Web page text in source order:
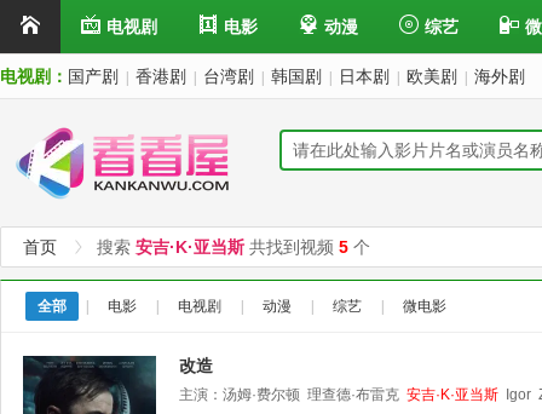
电视剧 电影 动漫 综艺
电视剧： 国产剧 香港剧 台湾剧 韩国剧 日本剧 欧美剧 海外剧
首页 搜索 安吉·K·亚当斯 共找到视频 5 个
全部 电影 电视剧 动漫 综艺 微电影
改造
主演： 汤姆·费尔顿 理查德·布雷克 安吉·K·亚当斯 Igor